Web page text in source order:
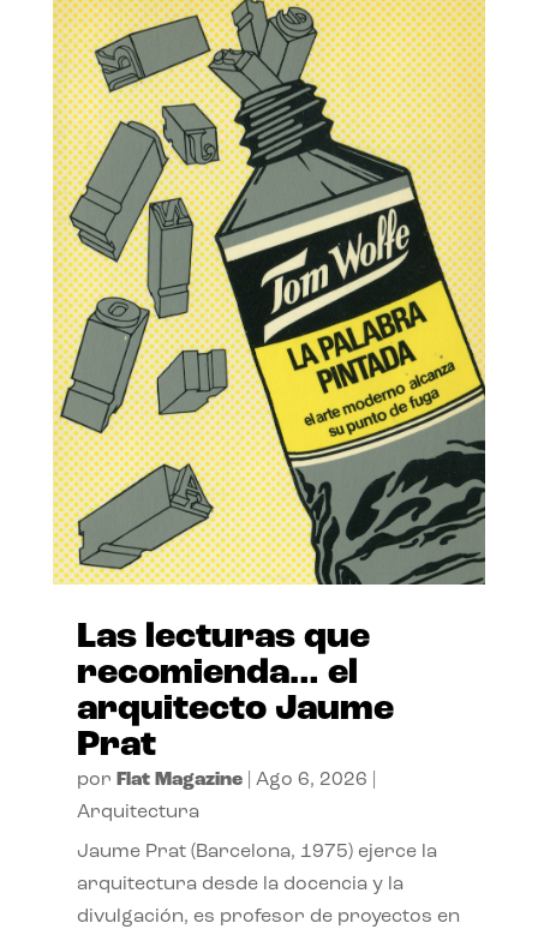
Las lecturas que
recomienda… el
arquitecto Jaume
Prat
por Flat Magazine| Ago 6, 2026
Arquitectura
Jaume Prat (Barcelona, 1975) ejerce la
arquitectura desde la docencia y la
divulgación, es profesor de proyectos en